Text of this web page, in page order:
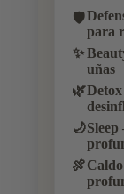
🛡️
para
✨
uñas
🌿Detox
🌙Sleep
🍖